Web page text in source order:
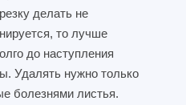
делать не
то лучше
до наступления
Удалять нужно только
болезнями листья.